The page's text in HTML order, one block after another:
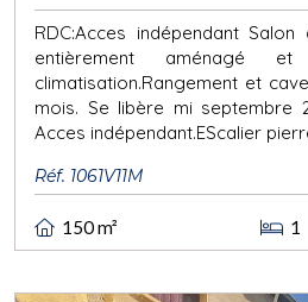
RDC:Acces indépendant
entièrement aménagé et
climatisation.Rangement et
mois. Se libère mi septembre
Acces indépendant.EScalier
Réf. 1061V11M
150 m² 1